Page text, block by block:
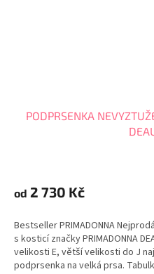
PODPRSENKA
produktu
je
z
5
hvězdiček.
od 2 730 Kč
Bestseller PRIMADONNA
s kosticí značky PRIMADONNA
velikosti E, větší velikosti do J
podprsenka na velká prsa.